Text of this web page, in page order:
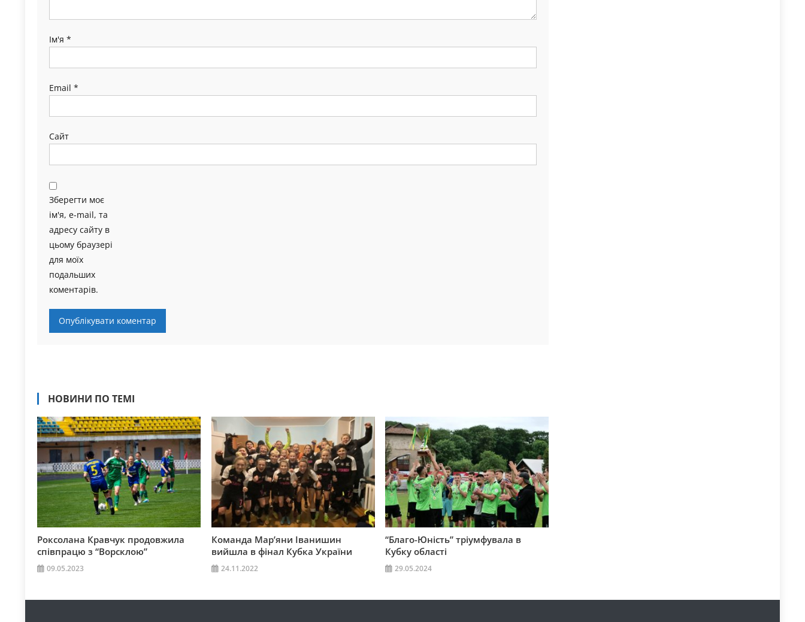
Ім'я *
Email *
Сайт
Зберегти моє
ім'я, e-mail, та
адресу сайту в
цьому браузері
для моїх
подальших
коментарів.
НОВИНИ ПО ТЕМІ
Роксолана Кравчук продовжила
співпрацю з “Ворсклою”
09.05.2023
Команда Мар’яни Іванишин
вийшла в фінал Кубка України
24.11.2022
“Благо-Юність” тріумфувала в
Кубку області
29.05.2024